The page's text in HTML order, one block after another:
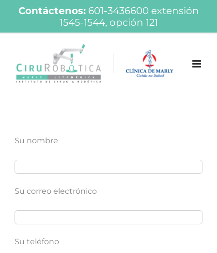
SaltarContáctenos: 601-3436600extensión
1545-1544, opción 121
Su nombre
Su correo electrónico
Su teléfono